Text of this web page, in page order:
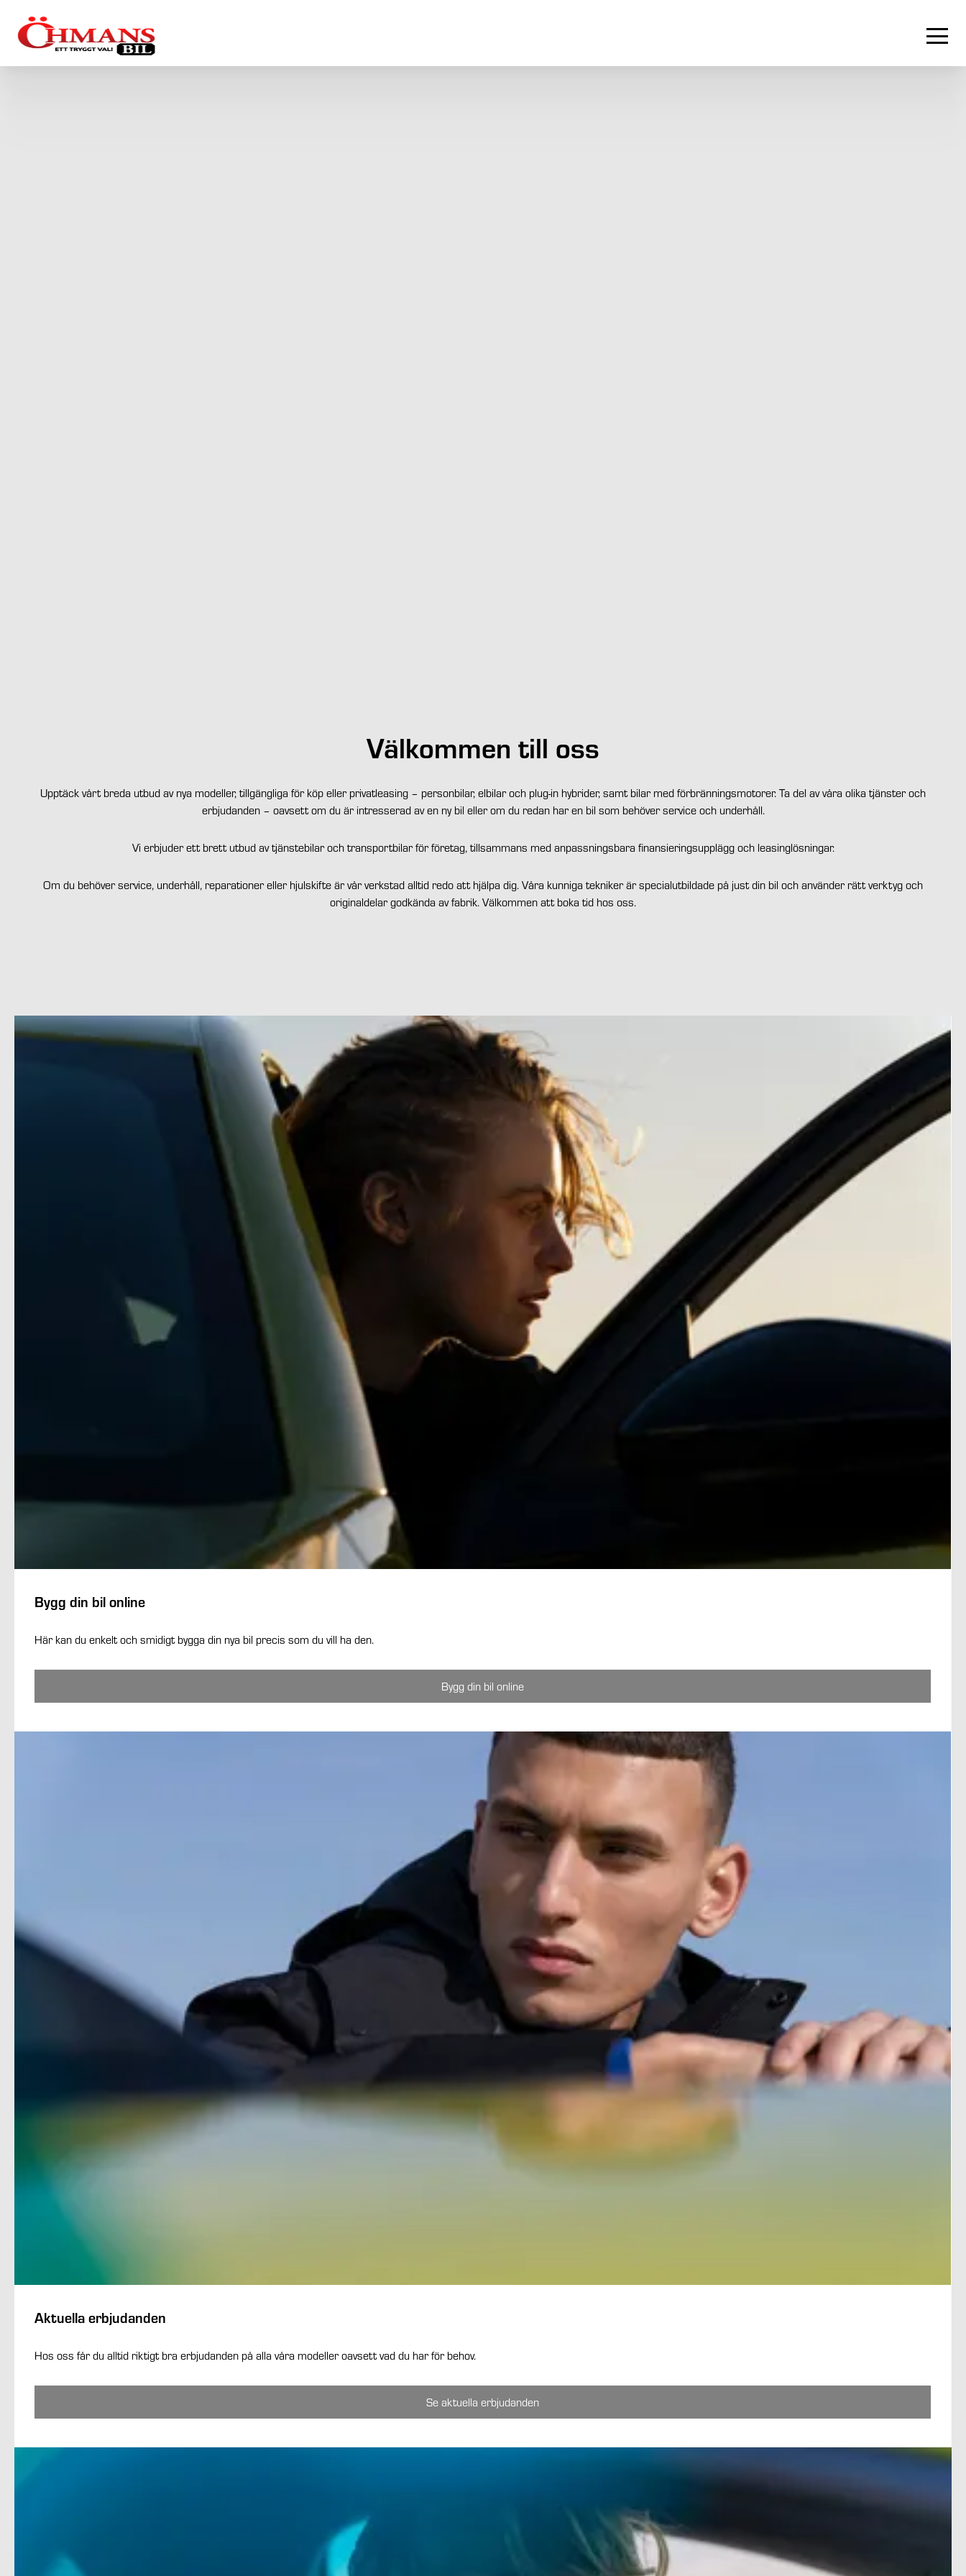
Välkommen till oss
Upptäck vårt breda utbud av nya modeller, tillgängliga för köp eller privatleasing – personbilar, elbilar och plug-in hybrider, samt bilar med förbränningsmotorer. Ta del av våra olika tjänster och
erbjudanden – oavsett om du är intresserad av en ny bil eller om du redan har en bil som behöver service och underhåll.
Vi erbjuder ett brett utbud av tjänstebilar och transportbilar för företag, tillsammans med anpassningsbara finansieringsupplägg och leasinglösningar.
Om du behöver service, underhåll, reparationer eller hjulskifte är vår verkstad alltid redo att hjälpa dig. Våra kunniga tekniker är specialutbildade på just din bil och använder rätt verktyg och
originaldelar godkända av fabrik. Välkommen att boka tid hos oss.
Bygg din bil online
Här kan du enkelt och smidigt bygga din nya bil precis som du vill ha den.
Bygg din bil online
Aktuella erbjudanden
Hos oss får du alltid riktigt bra erbjudanden på alla våra modeller oavsett vad du har för behov.
Se aktuella erbjudanden